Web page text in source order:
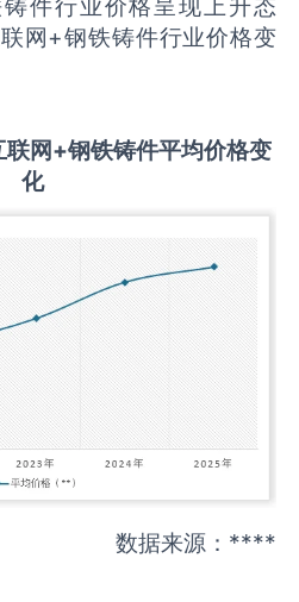
网+钢铁铸件行业价格变
联网+钢铁铸件平均价格变
化
数据来源：****